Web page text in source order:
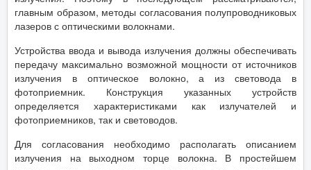
главным образом, методы согласования полупроводниковых
лазеров с оптическими волокнами.
Устройства ввода и вывода излучения должны обеспечивать
передачу максимально возможной мощности от источников
излучения в оптическое волокно, а из световода в
фотоприемник. Конструкция указанных устройств
определяется характеристиками как излучателей и
фотоприемников, так и световодов.
Для согласования необходимо располагать описанием
излучения на выходном торце волокна. В простейшем